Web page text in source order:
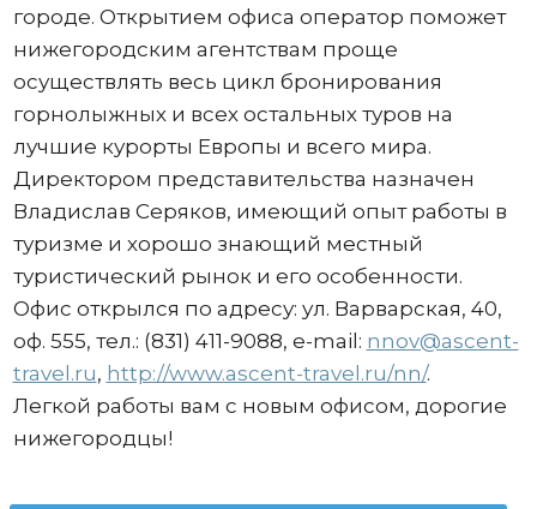
городе. Открытием офиса оператор поможет
нижегородским агентствам проще
осуществлять весь цикл бронирования
горнолыжных и всех остальных туров на
лучшие курорты Европы и всего мира.
Директором представительства назначен
Владислав Серяков, имеющий опыт работы в
туризме и хорошо знающий местный
туристический рынок и его особенности.
Офис открылся по адресу: ул. Варварская, 40,
оф. 555, тел.: (831) 411-9088, e-mail: nnov@ascent-
travel.ru, http://www.ascent-travel.ru/nn/.
Легкой работы вам с новым офисом, дорогие
нижегородцы!